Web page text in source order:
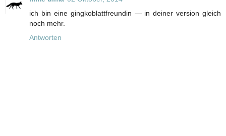
ich bin eine gingkoblattfreundin — in deiner version gleich
noch mehr.
Antworten